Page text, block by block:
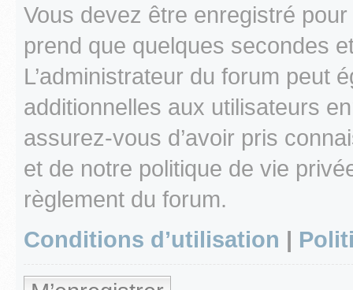
Vous devez être enregistré
prend que quelques secondes
L’administrateur du forum peut
additionnelles aux utilisateurs
assurez-vous d’avoir pris
et de notre politique de vie
règlement du forum.
Conditions d’utilisation |